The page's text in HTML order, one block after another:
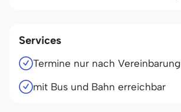
Services
Termine nur nach Vereinbarung
mit Bus und Bahn erreichbar